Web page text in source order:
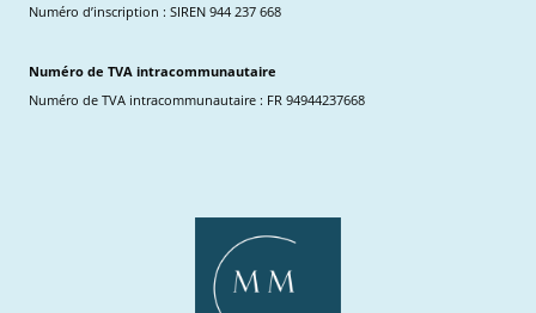
Numéro d’inscription : SIREN 944 237 668
Numéro de TVA intracommunautaire
Numéro de TVA intracommunautaire : FR 94944237668